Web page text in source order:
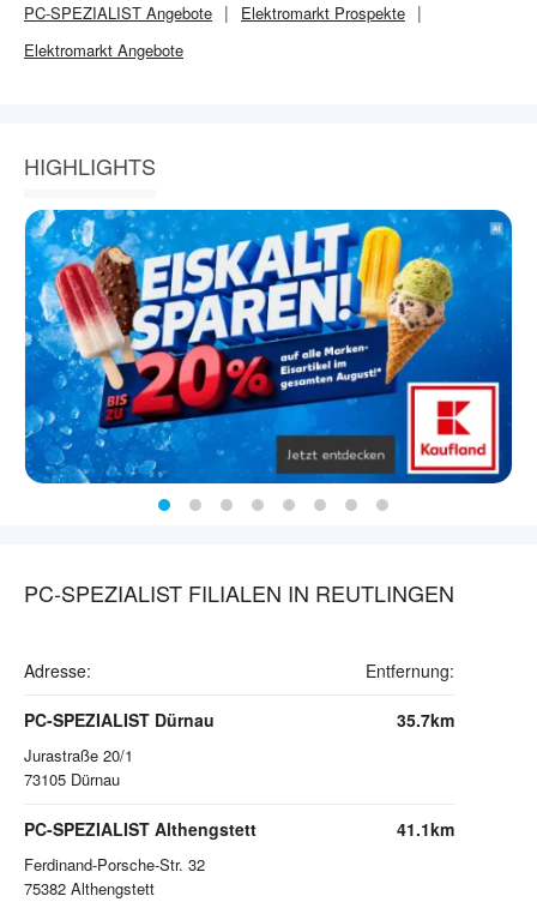
PC-SPEZIALIST Angebote Elektromarkt Prospekte
Elektromarkt Angebote
HIGHLIGHTS
PC-SPEZIALIST FILIALEN IN REUTLINGEN
Adresse: Entfernung:
PC-SPEZIALIST Dürnau
Jurastraße 20/1
73105 Dürnau
35.7km
PC-SPEZIALIST Althengstett
Ferdinand-Porsche-Str. 32
75382 Althengstett
41.1km